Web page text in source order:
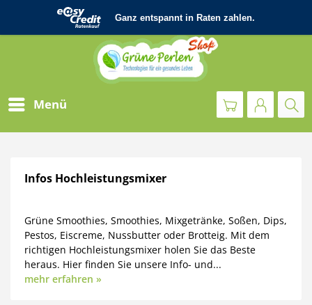
Menü
Infos Hochleistungsmixer
Grüne Smoothies, Smoothies, Mixgetränke, Soßen, Dips,
Pestos, Eiscreme, Nussbutter oder Brotteig. Mit dem
richtigen Hochleistungsmixer holen Sie das Beste
heraus. Hier finden Sie unsere Info- und...
mehr erfahren »